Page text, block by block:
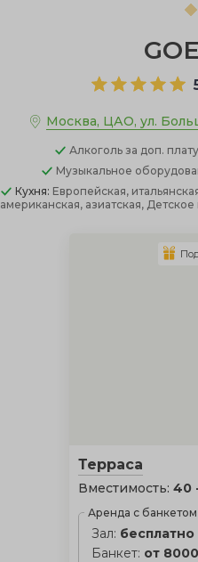
Москва, ЦАО, ул.
Алкоголь за доп. плату
Музыкальное
Кухня: Европейская,
американская, азиатская,
Терраса
Вместимость: 40
Аренда с банкетом
Зал: бесплатно
Банкет: от